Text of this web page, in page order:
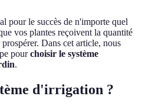
pour le succès de n'importe quel
vos plantes reçoivent la quantité
Dans cet article, nous
pourchoisir le système
.
d'irrigation ?